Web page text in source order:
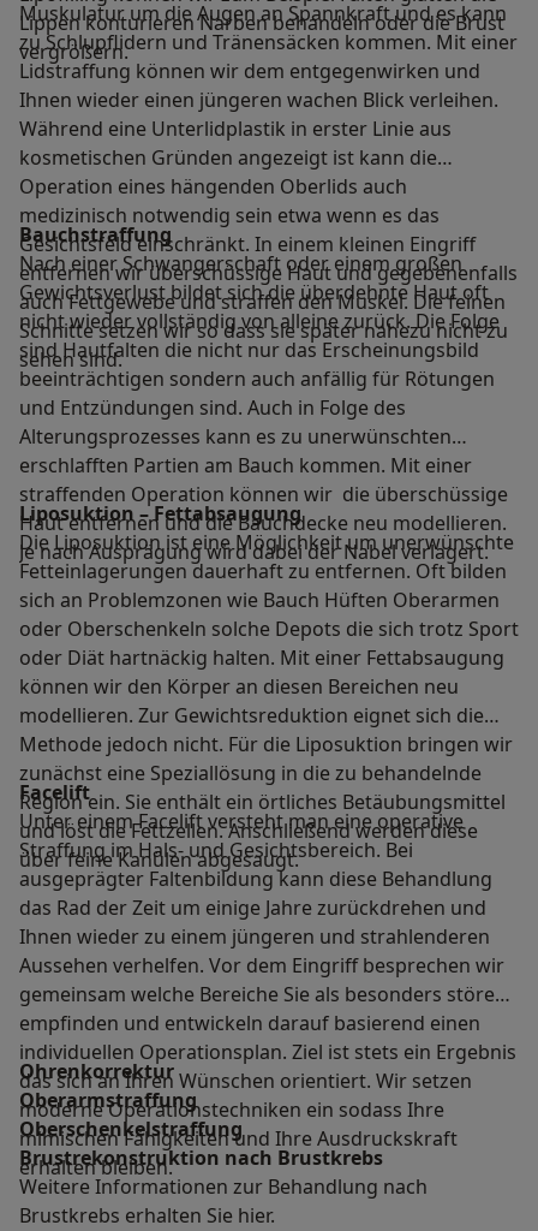
Lippen konturieren Narben behandeln oder die Brust
vergrößern.
Muskulatur um die Augen an Spannkraft und es kann
zu Schlupflidern und Tränensäcken kommen. Mit einer
Lidstraffung können wir dem entgegenwirken und
Ihnen wieder einen jüngeren wachen Blick verleihen.
Während eine Unterlidplastik in erster Linie aus
kosmetischen Gründen angezeigt ist kann die
Operation eines hängenden Oberlids auch
medizinisch notwendig sein etwa wenn es das
Gesichtsfeld einschränkt. In einem kleinen Eingriff
entfernen wir überschüssige Haut und gegebenenfalls
auch Fettgewebe und straffen den Muskel. Die feinen
Schnitte setzen wir so dass sie später nahezu nicht zu
sehen sind.
Bauchstraffung
Nach einer Schwangerschaft oder einem großen
Gewichtsverlust bildet sich die überdehnte Haut oft
nicht wieder vollständig von alleine zurück. Die Folge
sind Hautfalten die nicht nur das Erscheinungsbild
beeinträchtigen sondern auch anfällig für Rötungen
und Entzündungen sind. Auch in Folge des
Alterungsprozesses kann es zu unerwünschten
erschlafften Partien am Bauch kommen. Mit einer
straffenden Operation können wir die überschüssige
Haut entfernen und die Bauchdecke neu modellieren.
Je nach Ausprägung wird dabei der Nabel verlagert.
Liposuktion – Fettabsaugung
Die Liposuktion ist eine Möglichkeit um unerwünschte
Fetteinlagerungen dauerhaft zu entfernen. Oft bilden
sich an Problemzonen wie Bauch Hüften Oberarmen
oder Oberschenkeln solche Depots die sich trotz Sport
oder Diät hartnäckig halten. Mit einer Fettabsaugung
können wir den Körper an diesen Bereichen neu
modellieren. Zur Gewichtsreduktion eignet sich die
Methode jedoch nicht. Für die Liposuktion bringen wir
zunächst eine Speziallösung in die zu behandelnde
Region ein. Sie enthält ein örtliches Betäubungsmittel
und löst die Fettzellen. Anschließend werden diese
über feine Kanülen abgesaugt.
Facelift
Unter einem Facelift versteht man eine operative
Straffung im Hals- und Gesichtsbereich. Bei
ausgeprägter Faltenbildung kann diese Behandlung
das Rad der Zeit um einige Jahre zurückdrehen und
Ihnen wieder zu einem jüngeren und strahlenderen
Aussehen verhelfen. Vor dem Eingriff besprechen wir
gemeinsam welche Bereiche Sie als besonders störend
empfinden und entwickeln darauf basierend einen
individuellen Operationsplan. Ziel ist stets ein Ergebnis
das sich an Ihren Wünschen orientiert. Wir setzen
moderne Operationstechniken ein sodass Ihre
mimischen Fähigkeiten und Ihre Ausdruckskraft
erhalten bleiben.
Ohrenkorrektur
Oberarmstraffung
Oberschenkelstraffung
Brustrekonstruktion nach Brustkrebs
Weitere Informationen zur Behandlung nach
Brustkrebs erhalten Sie hier.